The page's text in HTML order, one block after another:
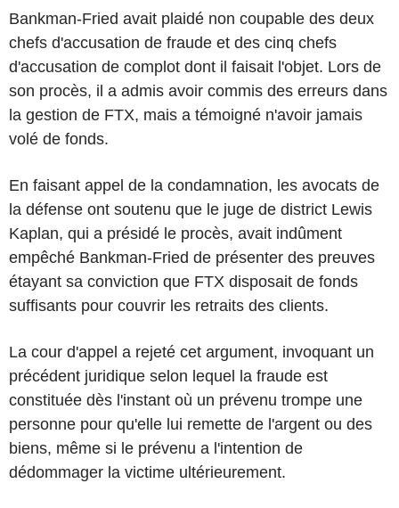
Bankman-Fried avait plaidé non coupable des deux
chefs d'accusation de fraude et des cinq chefs
d'accusation de complot dont il faisait l'objet. Lors de
son procès, il a admis avoir commis des erreurs dans
la gestion de FTX, mais a témoigné n'avoir jamais
volé de fonds.
En faisant appel de la condamnation, les avocats de
la défense ont soutenu que le juge de district Lewis
Kaplan, qui a présidé le procès, avait indûment
empêché Bankman-Fried de présenter des preuves
étayant sa conviction que FTX disposait de fonds
suffisants pour couvrir les retraits des clients.
La cour d'appel a rejeté cet argument, invoquant un
précédent juridique selon lequel la fraude est
constituée dès l'instant où un prévenu trompe une
personne pour qu'elle lui remette de l'argent ou des
biens, même si le prévenu a l'intention de
dédommager la victime ultérieurement.